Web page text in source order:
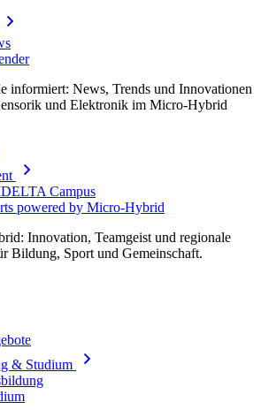
informiert: News, Trends und Innovationen
und Elektronik im Micro-Hybrid
Campus
powered by Micro-Hybrid
Innovation, Teamgeist und regionale
Bildung, Sport und Gemeinschaft.
& Studium